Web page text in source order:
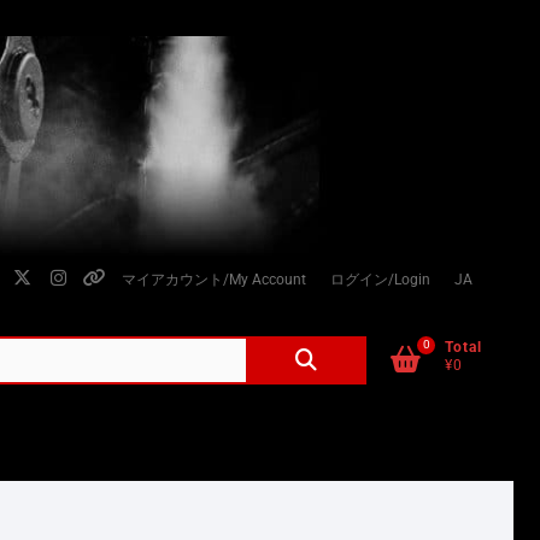
twitter
instagram
個
情
り
マイアカウント/My Account ログイン/Login JA
0
Total
¥0